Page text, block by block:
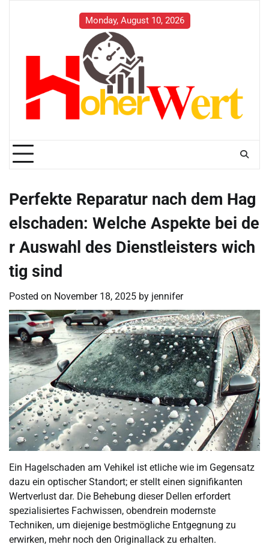
Monday, August 10, 2026
Perfekte Reparatur nach dem Hag
elschaden: Welche Aspekte bei de
r Auswahl des Dienstleisters wich
tig sind
Posted on November 18, 2025 by jennifer
Ein Hagelschaden am Vehikel ist etliche wie im Gegensatz
dazu ein optischer Standort; er stellt einen signifikanten
Wertverlust dar. Die Behebung dieser Dellen erfordert
spezialisiertes Fachwissen, obendrein modernste
Techniken, um diejenige bestmögliche Entgegnung zu
erwirken, mehr noch den Originallack zu erhalten.